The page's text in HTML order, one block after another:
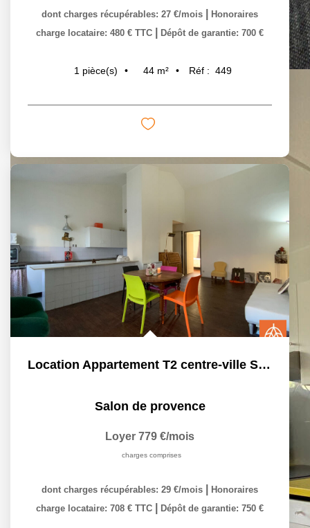
dont charges récupérables: 27 €/mois
Honoraires
charge locataire: 480 € TTC
Dépôt de garantie: 700 €
1 pièce(s) 44 m² Réf : 449
Location Appartement T2 centre-ville Salon-de-Provence...
Salon de provence
Loyer 779 €/mois
charges comprises
dont charges récupérables: 29 €/mois
Honoraires
charge locataire: 708 € TTC
Dépôt de garantie: 750 €